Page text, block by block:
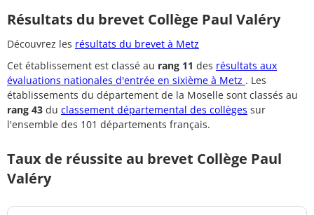
Résultats du brevet Collège Paul Valéry
Découvrez les résultats du brevet à Metz
Cet établissement est classé au rang 11 des résultats aux
évaluations nationales d'entrée en sixième à Metz . Les
établissements du département de la Moselle sont classés au
rang 43 du classement départemental des collèges sur
l'ensemble des 101 départements français.
Taux de réussite au brevet Collège Paul
Valéry